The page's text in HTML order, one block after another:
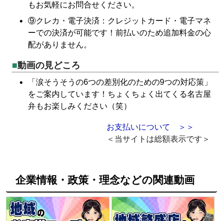
もお気軽にお問合せください。
⑨クレカ・電子決済：クレジットカード・電子マネ
ーでの決済が可能です！前払いのため追加料金の心
配がありません。
動画の見どころ
「涙そうそうの6つの差別化のための9つの対応策」
をご案内しています！ちょくちょく出てくる名古屋
弁もお楽しみください（笑）
お支払いについて ＞＞
＜当サイトは総額表示です＞
企業情報・政策・理念などの関連動画